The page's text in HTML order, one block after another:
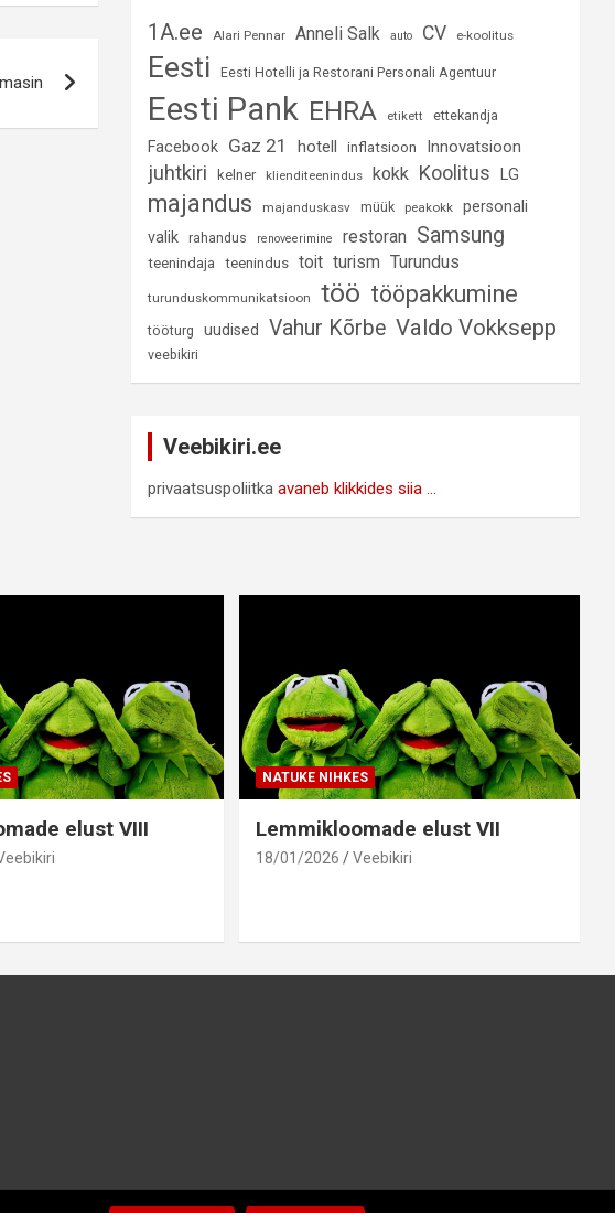
1A.ee
Alari Pennar Anneli Salk auto CV e-koolitus
Eesti Eesti Hotelli ja Restorani Personali Agentuur
Eesti Pank EHRA etikett ettekandja
Facebook Gaz 21 hotell inflatsioon Innovatsioon
juhtkiri kelner klienditeenindus kokk Koolitus LG
majandus majanduskasv müük peakokk
personali
valik
rahandus renoveerimine restoran Samsung
teenindaja teenindus toit turism Turundus
turunduskommunikatsioon töö tööpakkumine
tööturg uudised Vahur Kõrbe Valdo Vokksepp
veebikiri
Veebikiri.ee
privaatsuspoliitkaavaneb klikkides siia ...
elust VIII
NATUKE NIHKES
Lemmikloomade elust VII
18/01/2026 Veebikiri